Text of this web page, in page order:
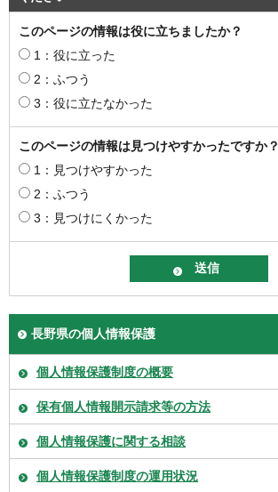
このページの情報は役に立ちましたか？
1：役に立った
2：ふつう
3：役に立たなかった
このページの情報は見つけやすかったですか？
1：見つけやすかった
2：ふつう
3：見つけにくかった
長野県の個人情報保護
個人情報保護制度の概要
保有個人情報開示請求等の方法
個人情報保護に関する相談
個人情報保護制度の運用状況